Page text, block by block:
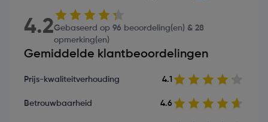
4.2Gebaseerd op 96 beoordeling(en) & 28
opmerking(en)
Gemiddelde klantbeoordelingen
Prijs-kwaliteitverhouding 4.1
Betrouwbaarheid 4.6